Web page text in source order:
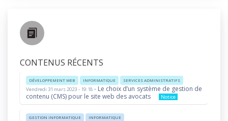
CONTENUS RÉCENTS
DÉVELOPPEMENT WEB INFORMATIQUE SERVICES ADMINISTRATIFS
Vendredi 31 mars 2023 - 19:18- Le choix d’un système de gestion de
contenu (CMS) pour le site web des avocats
Notice
GESTION INFORMATIQUE INFORMATIQUE